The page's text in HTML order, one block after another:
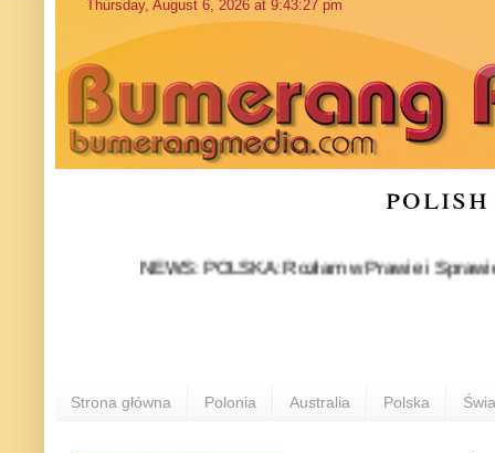
NEWS: POLSKA: Rozłam w Prawie i
Strona główna Polonia Australia Polska